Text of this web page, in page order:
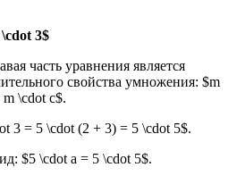
3$
часть уравнения является
свойства умножения: $m
\cdot c$.
3 = 5 \cdot (2 + 3) = 5 \cdot 5$.
$5 \cdot a = 5 \cdot 5$.